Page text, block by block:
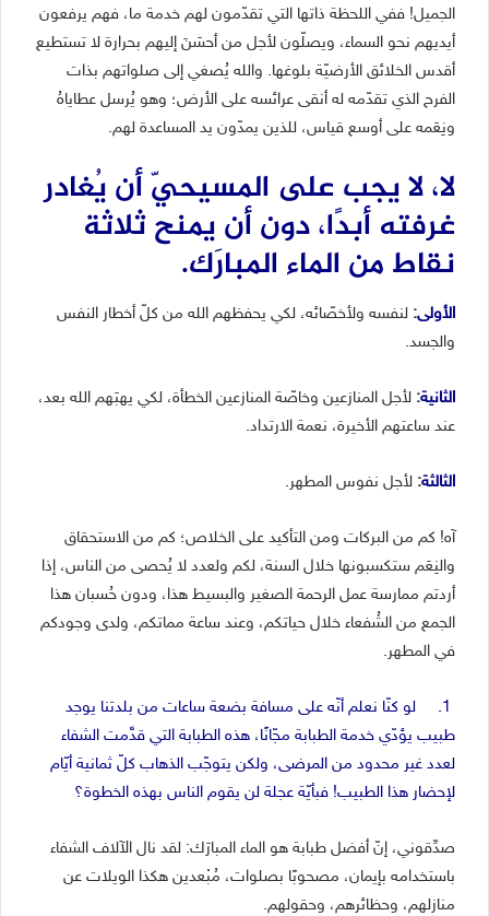
الجميل! ففي اللحظة ذاتها التي تقدّمون لهم خدمة ما، فهم يرفعون
أيديهم نحو السماء، ويصلّون لأجل من أحسَنَ إليهم بحرارة لا تستطيع
أقدس الخلائق الأرضيّة بلوغها. والله يُصغي إلى صلواتهم بذات
الفرح الذي تقدّمه له أنقى عرائسه على الأرض؛ وهو يُرسل عطاياهُ
ونِعَمه على أوسع قياس، للذين يمدّون يد المساعدة لهم.
لا، لا يجب على المسيحيّ أن يُغادر
غرفته أبدًا، دون أن يمنح ثلاثة
نقاط من الماء المبارَك.
الأولى: لنفسه ولأخصّائه، لكي يحفظهم الله من كلّ أخطار النفس
والجسد.
الثانية: لأجل المنازعين وخاصّة المنازعين الخطأة، لكي يهبَهم الله بعد،
عند ساعتهم الأخيرة، نعمة الارتداد.
الثالثة: لأجل نفوس المطهر.
آه! كم من البركات ومن التأكيد على الخلاص؛ كم من الاستحقاق
والنِعَم ستكسبونها خلال السنة، لكم ولعدد لا يُحصى من الناس، إذا
أردتم ممارسة عمل الرحمة الصغير والبسيط هذا، ودون حُسبان هذا
الجمع من الشُفعاء خلال حياتكم، وعند ساعة مماتكم، ولدى وجودكم
في المطهر.
1. لو كنّا نعلم أنّه على مسافة بضعة ساعات من بلدتنا يوجد
طبيب يؤدّي خدمة الطبابة مجّانًا، هذه الطبابة التي قدَّمت الشفاء
لعدد غير محدود من المرضى، ولكن يتوجّب الذهاب كلّ ثمانية أيّام
لإحضار هذا الطبيب! فبأيّة عجلة لن يقوم الناس بهذه الخطوة؟
صدِّقوني، إنّ أفضل طبابة هو الماء المبارَك: لقد نال الآلاف الشفاء
باستخدامه بإيمان، مصحوبًا بصلوات، مُبْعدين هكذا الويلات عن
منازلهم، وحظائرهم، وحقولهم.